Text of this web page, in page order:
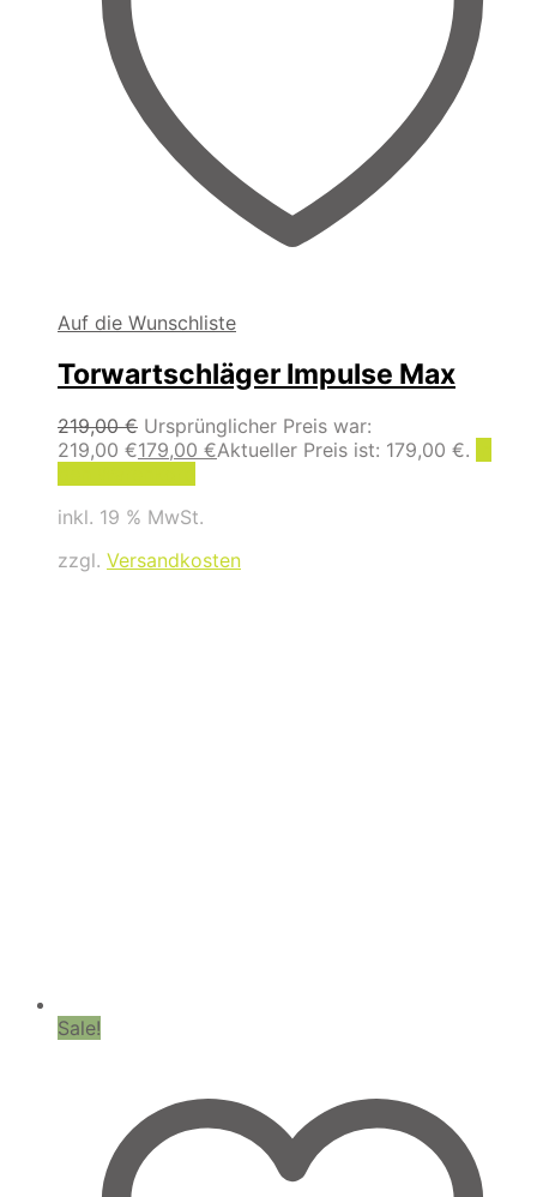
Auf die Wunschliste
Torwartschläger Impulse Max
219,00€ Ursprünglicher Preis war:
219,00 €179,00 €Aktueller Preis ist: 179,00 €.
inkl. 19 % MwSt.
zzgl. Versandkosten
Sale!